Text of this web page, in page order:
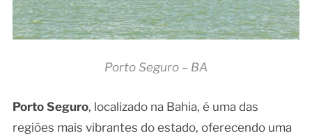
Porto Seguro – BA
Porto Seguro, localizado na Bahia, é uma das
regiões mais vibrantes do estado, oferecendo uma